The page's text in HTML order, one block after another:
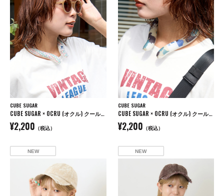
CUBE SUGAR
CUBE SUGAR × OCRU (オクル) クールリング
¥2,200 （税込）
CUBE SUGAR
CUBE SUGAR × OCRU (オクル) クールリング
¥2,200 （税込）
NEW NEW